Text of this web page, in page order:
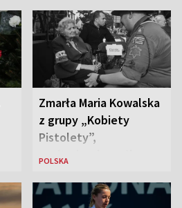
Zmarła Maria Kowalska
z grupy „Kobiety
Pistolety”,
sanitariuszka pułku
POLSKA